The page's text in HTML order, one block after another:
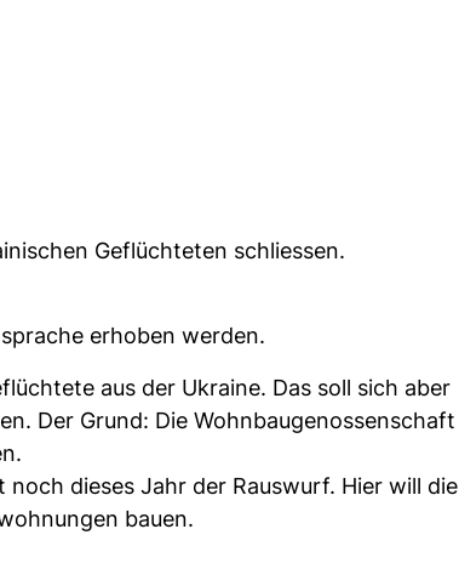
Geflüchteten schliessen.
erhoben werden.
aus der Ukraine. Das soll sich aber
Der Grund: Die Wohnbaugenossenschaft
dieses Jahr der Rauswurf. Hier will die
bauen.